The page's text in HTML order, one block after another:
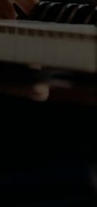
大賽